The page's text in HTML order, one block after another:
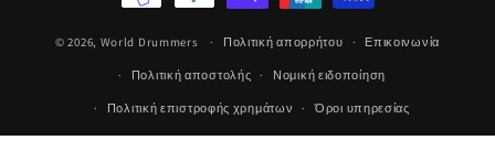
© 2026, World Drummers Πολιτική απορρήτου Επικοινωνία
Πολιτική αποστολής Νομική ειδοποίηση
Πολιτική επιστροφής χρημάτων Όροι υπηρεσίας